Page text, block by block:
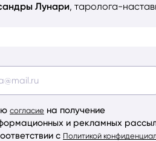
Лунари, таролога-
согласие на получение
и рекламных
с Политикой